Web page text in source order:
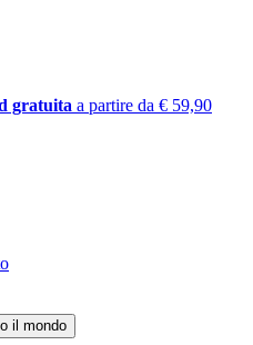
gratuita a partire da € 59,90